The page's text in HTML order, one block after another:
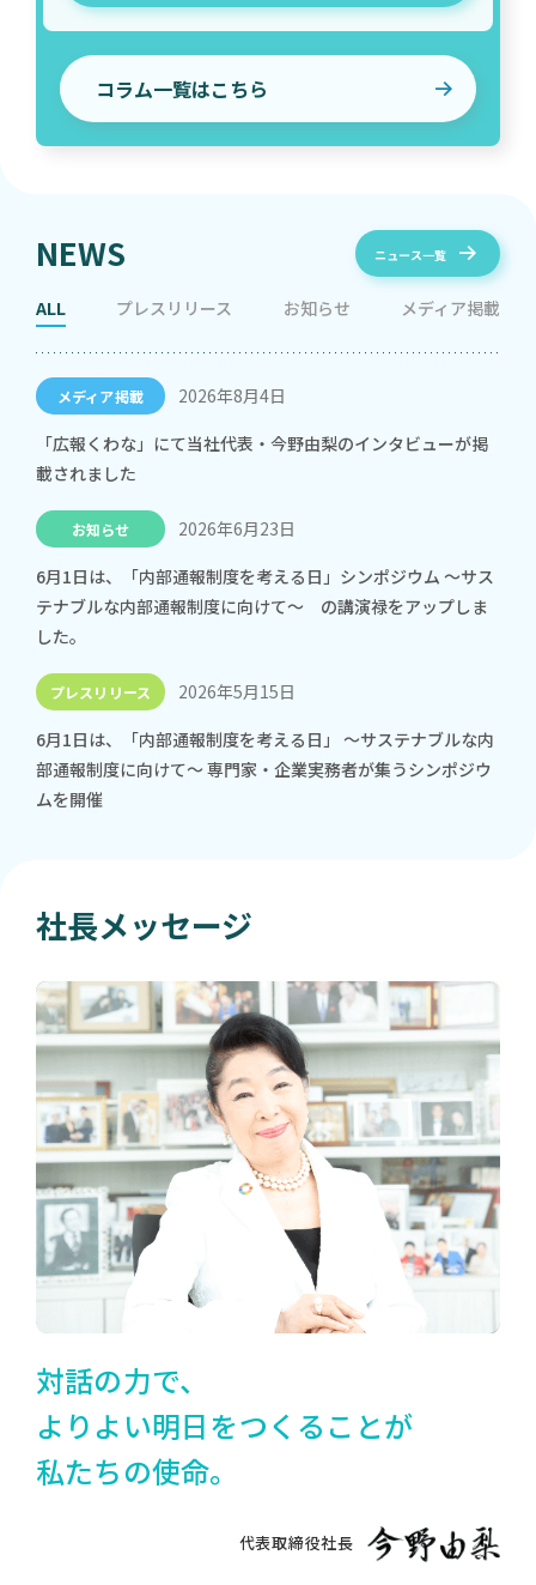
コラム一覧はこちら
NEWS ニュース一覧
ALL プレスリリース お知らせ メディア掲載
メディア掲載
2026年8月4日
「広報くわな」にて当社代表・今野由梨のインタビューが掲
載されました
お知らせ
2026年6月23日
6月1日は、「内部通報制度を考える日」シンポジウム ～サス
テナブルな内部通報制度に向けて～ の講演禄をアップしま
した。
プレスリリース
2026年5月15日
6月1日は、「内部通報制度を考える日」 ～サステナブルな内
部通報制度に向けて～ 専門家・企業実務者が集うシンポジウ
ムを開催
社長メッセージ
対話の力で、
よりよい明日をつくることが
私たちの使命。
代表取締役社長